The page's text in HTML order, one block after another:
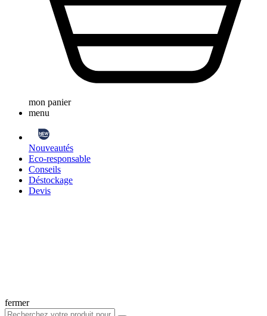
mon panier
menu
Nouveautés
Eco-responsable
Conseils
Déstockage
Devis
fermer